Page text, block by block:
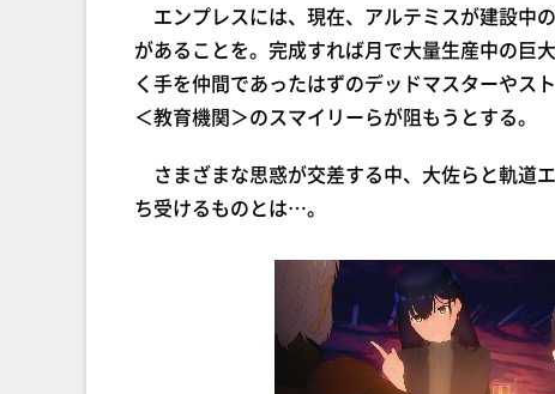
エンプレスには、現在、アルテミスが建設中
があることを。完成すれば月で大量生産中の巨
く手を仲間であったはずのデッドマスターやス
＜教育機関＞のスマイリーらが阻もうとする。
さまざまな思惑が交差する中、大佐らと軌道
ち受けるものとは…。